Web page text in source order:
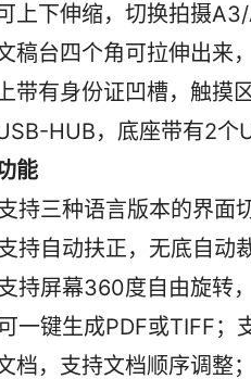
上下伸缩，切换拍摄A3/
稿台四个角可拉伸出来
带有身份证凹槽，触摸
HUB，底座带有2
能
三种语言版本的界面
自动扶正，无底自动
屏幕360度自由旋转，
键生成PDF或TIFF；支
档，支持文档顺序调整；